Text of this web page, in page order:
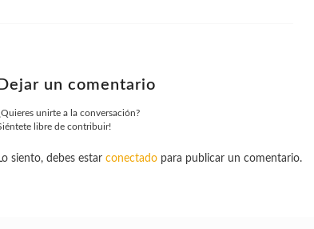
Dejar un comentario
unirte a la conversación?
libre de contribuir!
Lo siento, debes estar conectadopara publicar un comentario.